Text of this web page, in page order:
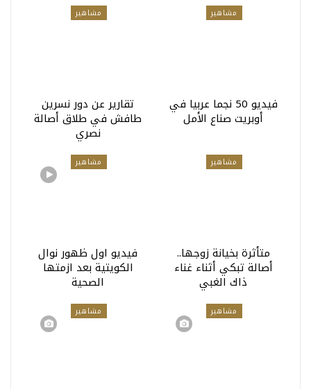
مشاهير
فيديو 50 نجما عربيا في
أوبريت صناع الأمل
مشاهير
تقارير عن دور نسرين
طافش في طلاق أصالة
نصري
مشاهير
متأثرة بخيانة زوجها..
أصالة تبكي أثناء غناء
ذاك الغبي
مشاهير
فيديو اول ظهور نوال
الكويتية بعد ازمتها
الصحية
مشاهير مشاهير